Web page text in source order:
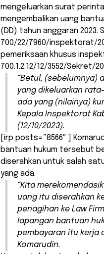
mengeluarkan surat
mengembalikan uang
(DD) tahun anggaran 2023.
700/22/7960/inspektorat/
pemeriksaan khusus
700.1.2.12/12/3552/Sekret/
“Betul, (sebelumnya)
yang dikeluarkan
ada yang (nilainya)
Kepala Inspektorat
(12/10/2023).
[irp posts=”8566″ ]
bantuan hukum tersebut
diserahkan untuk salah
yang ada.
“Kita
uang itu diserahkan
penagihan ke Law
lapangan bantuan
pembayaran itu kerja
Komarudin.